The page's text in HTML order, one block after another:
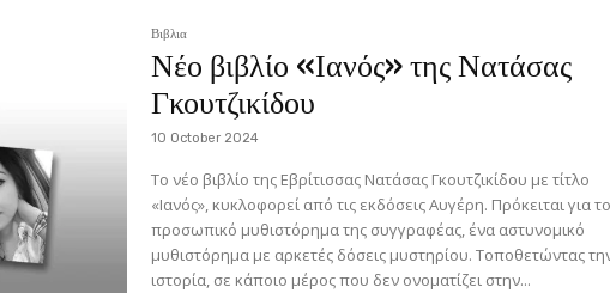
Βιβλια
Νέο βιβλίο «Ιανός» της Νατάσας
Γκουτζικίδου
10 October 2024
Το νέο βιβλίο της Εβρίτισσας Νατάσας Γκουτζικίδου με τίτλο
«Ιανός», κυκλοφορεί από τις εκδόσεις Αυγέρη. Πρόκειται για
προσωπικό μυθιστόρημα της συγγραφέας, ένα αστυνομικό
μυθιστόρημα με αρκετές δόσεις μυστηρίου. Τοποθετώντας την
ιστορία, σε κάποιο μέρος που δεν ονοματίζει στην...